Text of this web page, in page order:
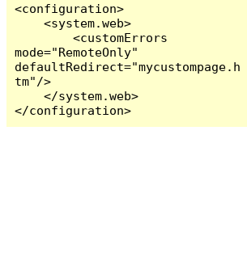
<configuration>
    <system.web>
        <customErrors
mode="RemoteOnly"
defaultRedirect="mycustompage.h
tm"/>
    </system.web>
</configuration>